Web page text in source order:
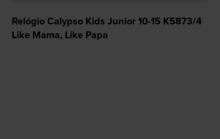
Relógio Calypso Kids Junior 10-15 K5873/4
Like Mama, Like Papa